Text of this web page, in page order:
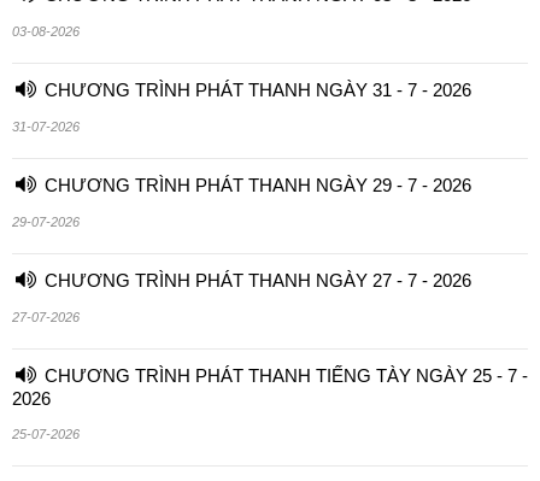
03-08-2026
CHƯƠNG TRÌNH PHÁT THANH NGÀY 31 - 7 - 2026
31-07-2026
CHƯƠNG TRÌNH PHÁT THANH NGÀY 29 - 7 - 2026
29-07-2026
CHƯƠNG TRÌNH PHÁT THANH NGÀY 27 - 7 - 2026
27-07-2026
CHƯƠNG TRÌNH PHÁT THANH TIẾNG TÀY NGÀY 25 - 7 -
2026
25-07-2026